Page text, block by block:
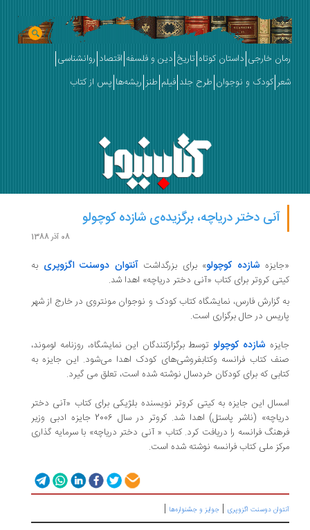
رمان خارجی داستان کوتاه تاریخ دین و فلسفه اقتصاد روانشناسی
شعر کودک و نوجوان طرح جلد فیلم طنز ریشه‌ها پس از کتاب
آنی دختر دریاچه، برگزیده‌ی شازده کوچولو
08 آذر 1388
«جایزهشازده کوچولو» برای بزرگداشتآنتوان دوسنت اگزوپری به
کیتی کروتر برای کتاب «آنی دختر دریاچه» اهدا شد.
به گزارش فارس، نمایشگاه کتاب کودک و نوجوان مونتروی در خارج از شهر
پاریس در حال برگزاری است.
جایزه شازده کوچولوتوسط برگزارکنندگان این نمایشگاه، روزنامه لوموند،
صنف کتاب فرانسه وکتابفروشی‌های کودک اهدا می‌شود. این جایزه به
کتابی که برای کودکان خردسال نوشته شده است، تعلق می گیرد.
امسال این جایزه به کیتی کروتر نویسنده بلژیکی برای کتاب «آنی دختر
دریاچه» (ناشر پاستل) اهدا شد. کروتر در سال 2006 جایزه ادبی وزیر
فرهنگ فرانسه را دریافت کرد. کتاب « آنی دختر دریاچه» با سرمایه گذاری
مرکز ملی کتاب فرانسه نوشته شده است.
آنتوان دوسنت اگزوپری | جوایز و جشنواره‌ها |